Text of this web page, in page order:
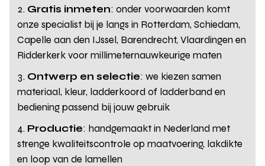
Gratis inmeten: onder voorwaarden komt
onze specialist bij je langs in Rotterdam, Schiedam,
Capelle aan den IJssel, Barendrecht, Vlaardingen en
Ridderkerk voor millimeternauwkeurige maten
Ontwerp en selectie: we kiezen samen
materiaal, kleur, ladderkoord of ladderband en
bediening passend bij jouw gebruik
Productie: handgemaakt in Nederland met
strenge kwaliteitscontrole op maatvoering, lakdikte
en loop van de lamellen